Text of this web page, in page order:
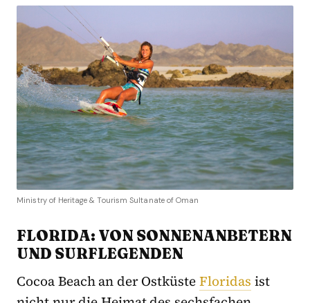
Ministry of Heritage & Tourism Sultanate of Oman
FLORIDA: VON SONNENANBETERN
UND SURFLEGENDEN
Cocoa Beach an der OstküsteFloridas ist